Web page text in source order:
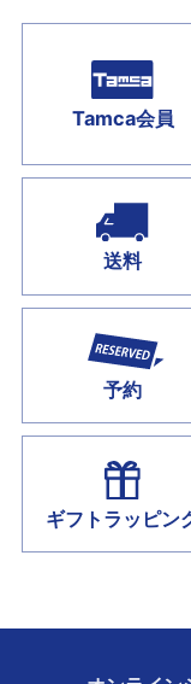
Tamca会員
送料
予約
ギフトラッピン